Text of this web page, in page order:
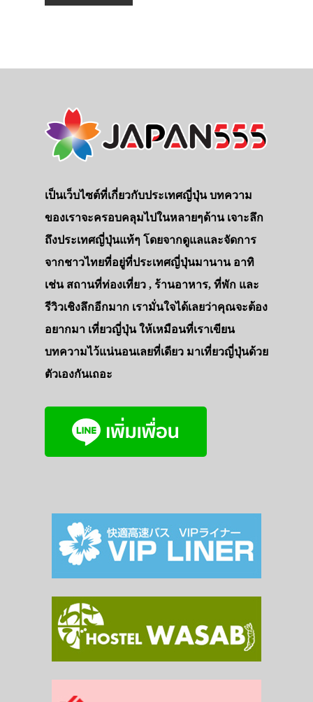
เป็นเว็บไซต์ที่เกี่ยวกับประเทศญี่ปุ่น บทความ
ของเราจะครอบคลุมไปในหลายๆด้าน เจาะลึก
ถึงประเทศญี่ปุ่นแท้ๆ โดยจากดูแลและจัดการ
จากชาวไทยที่อยู่ที่ประเทศญี่ปุ่นมานาน อาทิ
เช่น สถานที่ท่องเที่ยว , ร้านอาหาร, ที่พัก และ
รีวิวเชิงลึกอีกมาก เรามั่นใจได้เลยว่าคุณจะต้อง
อยากมา เที่ยวญี่ปุ่น ให้เหมือนที่เราเขียน
บทความไว้แน่นอนเลยที่เดียว มาเที่ยวญี่ปุ่นด้วย
ตัวเองกันเถอะ